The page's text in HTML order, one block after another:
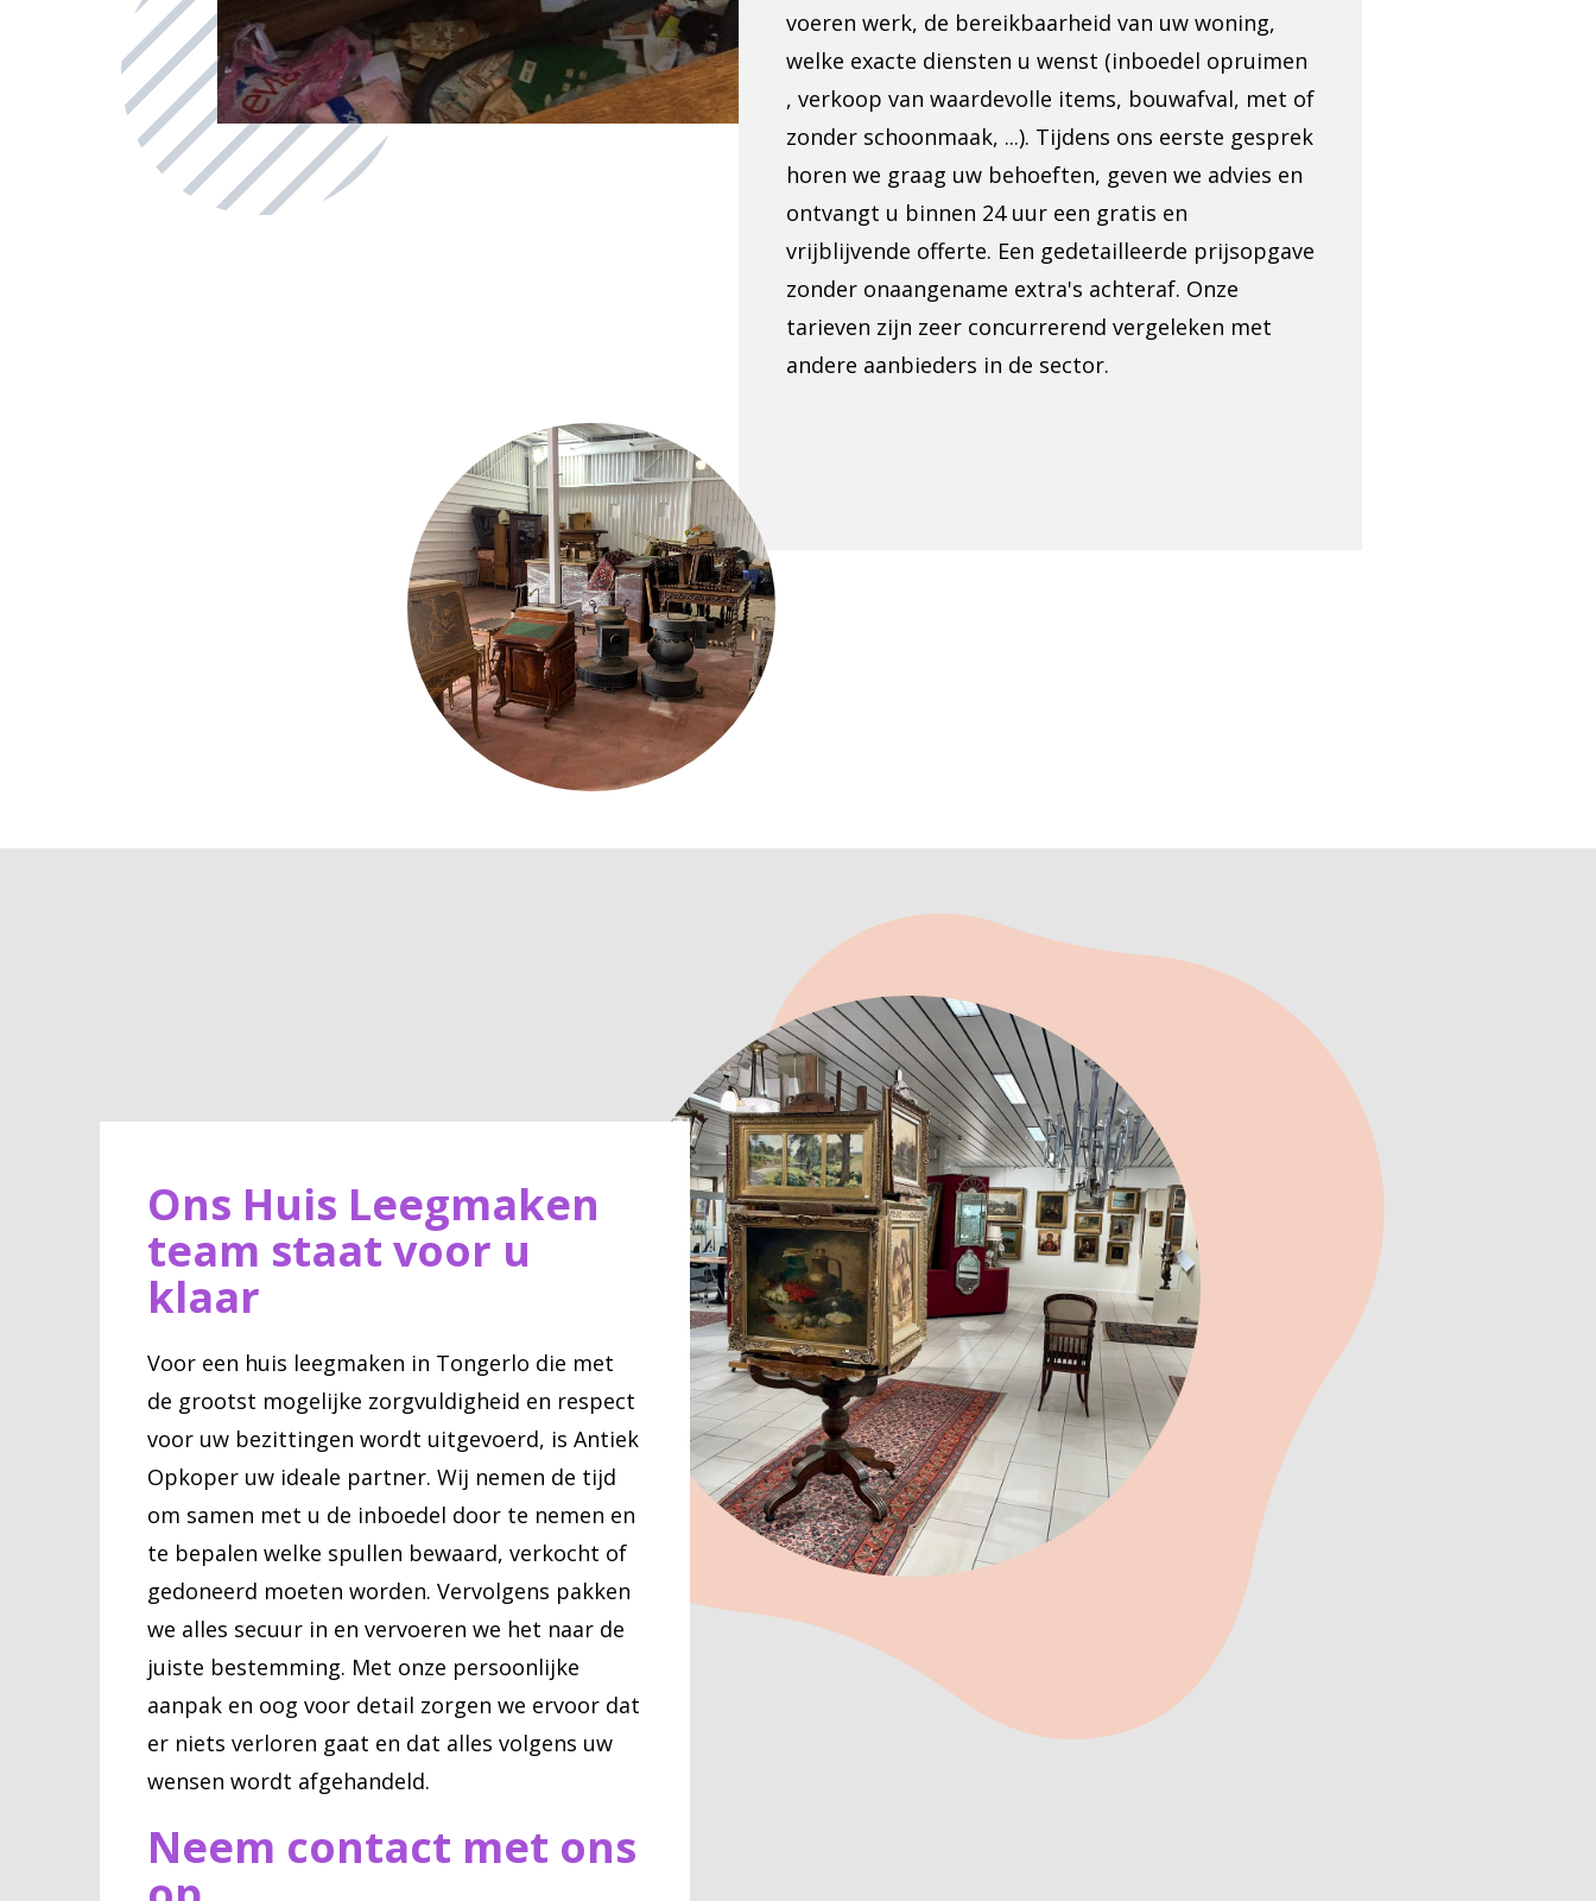
voeren werk, de bereikbaarheid van uw woning,
welke exacte diensten u wenst (inboedel opruimen
, verkoop van waardevolle items, bouwafval, met of
zonder schoonmaak, ...). Tijdens ons eerste gesprek
horen we graag uw behoeften, geven we advies en
ontvangt u binnen 24 uur een gratis en
vrijblijvende offerte. Een gedetailleerde prijsopgave
zonder onaangename extra's achteraf. Onze
tarieven zijn zeer concurrerend vergeleken met
andere aanbieders in de sector.
Ons Huis Leegmaken
team staat voor u
klaar
Voor een huis leegmaken in Tongerlo die met
de grootst mogelijke zorgvuldigheid en respect
voor uw bezittingen wordt uitgevoerd, is Antiek
Opkoper uw ideale partner. Wij nemen de tijd
om samen met u de inboedel door te nemen en
te bepalen welke spullen bewaard, verkocht of
gedoneerd moeten worden. Vervolgens pakken
we alles secuur in en vervoeren we het naar de
juiste bestemming. Met onze persoonlijke
aanpak en oog voor detail zorgen we ervoor dat
er niets verloren gaat en dat alles volgens uw
wensen wordt afgehandeld.
Neem contact met ons